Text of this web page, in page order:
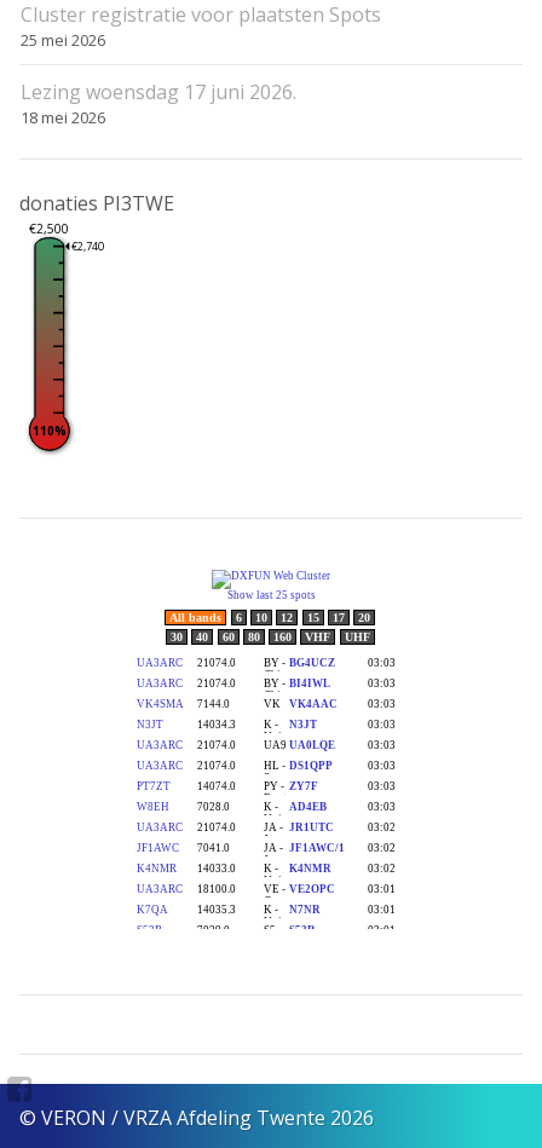
Cluster registratie voor plaatsten Spots
25 mei 2026
Lezing woensdag 17 juni 2026.
18 mei 2026
donaties PI3TWE
€2,500
€2,740
110%
© VERON / VRZA Afdeling Twente 2026